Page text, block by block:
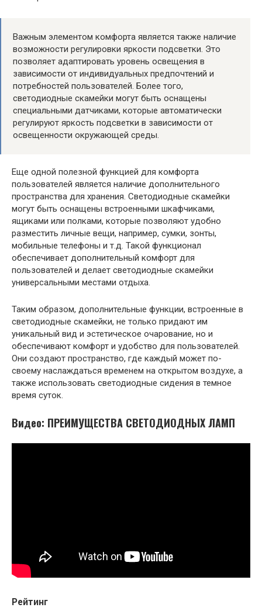
Важным элементом комфорта является также наличие
возможности регулировки яркости подсветки. Это
позволяет адаптировать уровень освещения в
зависимости от индивидуальных предпочтений и
потребностей пользователей. Более того,
светодиодные скамейки могут быть оснащены
специальными датчиками, которые автоматически
регулируют яркость подсветки в зависимости от
освещенности окружающей среды.
Еще одной полезной функцией для комфорта
пользователей является наличие дополнительного
пространства для хранения. Светодиодные скамейки
могут быть оснащены встроенными шкафчиками,
ящиками или полками, которые позволяют удобно
разместить личные вещи, например, сумки, зонты,
мобильные телефоны и т.д. Такой функционал
обеспечивает дополнительный комфорт для
пользователей и делает светодиодные скамейки
универсальными местами отдыха.
Таким образом, дополнительные функции, встроенные в
светодиодные скамейки, не только придают им
уникальный вид и эстетическое очарование, но и
обеспечивают комфорт и удобство для пользователей.
Они создают пространство, где каждый может по-
своему наслаждаться временем на открытом воздухе, а
также использовать светодиодные сидения в темное
время суток.
Видео: ПРЕИМУЩЕСТВА СВЕТОДИОДНЫХ ЛАМП
Рейтинг